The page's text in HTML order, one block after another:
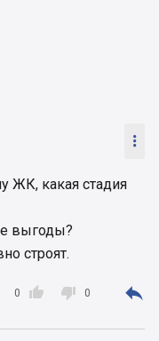

ЖК, какая стадия
выгоды?
строят.

0  0 